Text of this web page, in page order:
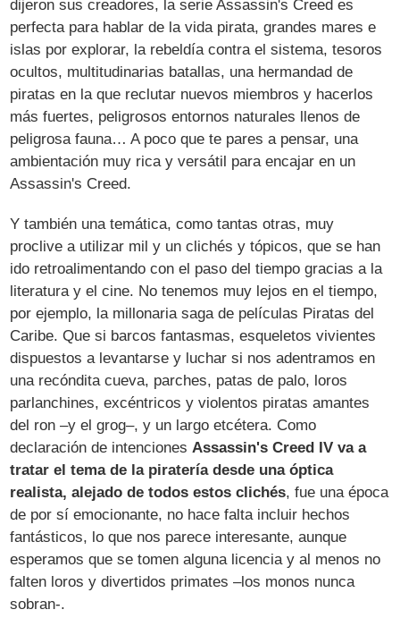
dijeron sus creadores, la serie Assassin's Creed es
perfecta para hablar de la vida pirata, grandes mares e
islas por explorar, la rebeldía contra el sistema, tesoros
ocultos, multitudinarias batallas, una hermandad de
piratas en la que reclutar nuevos miembros y hacerlos
más fuertes, peligrosos entornos naturales llenos de
peligrosa fauna… A poco que te pares a pensar, una
ambientación muy rica y versátil para encajar en un
Assassin's Creed.
Y también una temática, como tantas otras, muy
proclive a utilizar mil y un clichés y tópicos, que se han
ido retroalimentando con el paso del tiempo gracias a la
literatura y el cine. No tenemos muy lejos en el tiempo,
por ejemplo, la millonaria saga de películas Piratas del
Caribe. Que si barcos fantasmas, esqueletos vivientes
dispuestos a levantarse y luchar si nos adentramos en
una recóndita cueva, parches, patas de palo, loros
parlanchines, excéntricos y violentos piratas amantes
del ron –y el grog–, y un largo etcétera. Como
declaración de intencionesAssassin's Creed IV va a
tratar el tema de la piratería desde una óptica
realista, alejado de todos estos clichés, fue una época
de por sí emocionante, no hace falta incluir hechos
fantásticos, lo que nos parece interesante, aunque
esperamos que se tomen alguna licencia y al menos no
falten loros y divertidos primates –los monos nunca
sobran-.